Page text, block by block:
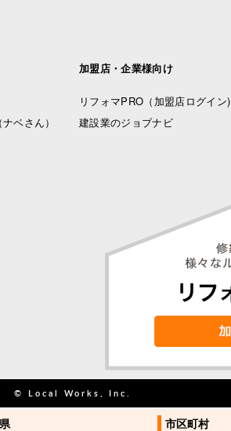
市区町村
ベさん）
加盟店・企業様向け
リフォマPRO （加盟店ログイン)
建設業のジョブナビ
© Local Works, Inc.
市区町村